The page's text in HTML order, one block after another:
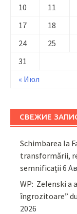
« Июл
10
11
17
18
24
25
31
СВЕЖИЕ
Schimbarea la
transformării,
semnificații 6
WP: Zelenski a
îngrozitoare”
2026